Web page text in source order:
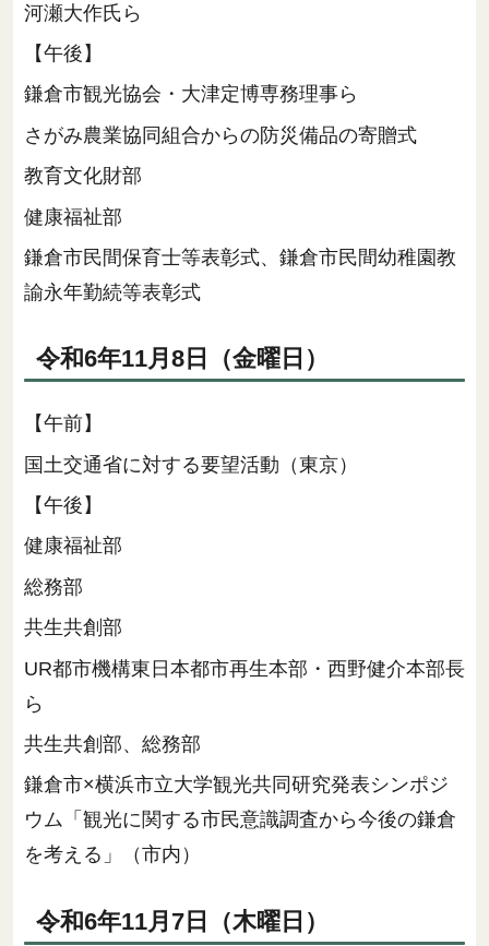
河瀬大作氏ら
【午後】
鎌倉市観光協会・大津定博専務理事ら
さがみ農業協同組合からの防災備品の寄贈式
教育文化財部
健康福祉部
鎌倉市民間保育士等表彰式、鎌倉市民間幼稚園教
諭永年勤続等表彰式
令和6年11月8日（金曜日）
【午前】
国土交通省に対する要望活動（東京）
【午後】
健康福祉部
総務部
共生共創部
UR都市機構東日本都市再生本部・西野健介本部長
ら
共生共創部、総務部
鎌倉市×横浜市立大学観光共同研究発表シンポジ
ウム「観光に関する市民意識調査から今後の鎌倉
を考える」（市内）
令和6年11月7日（木曜日）